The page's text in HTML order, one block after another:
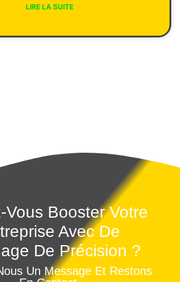
LIRE LA SUITE
Vous Booster Votre
Avec De
De Précision ?
Un Message Et Restons